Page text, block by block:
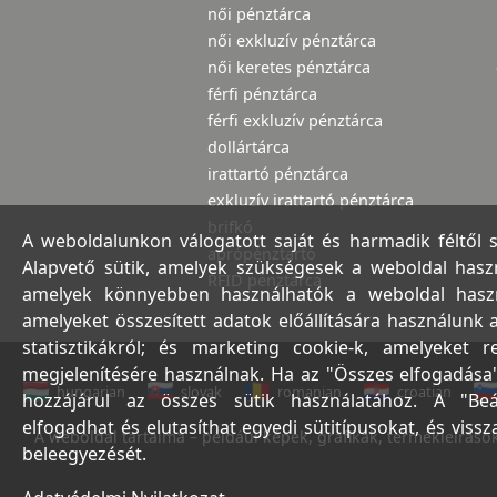
női pénztárca
női exkluzív pénztárca
női keretes pénztárca
férfi pénztárca
férfi exkluzív pénztárca
dollártárca
irattartó pénztárca
exkluzív irattartó pénztárca
brifkó
aprópénztartó
RFID pénztárca
hungarian slovak romanian croatian
A weboldal tartalma – például képek, grafikák,
A weboldalunkon válogatott saját és harmadik féltől
Alapvető sütik, amelyek szükségesek a weboldal
amelyek könnyebben használhatók a weboldal
amelyeket összesített adatok előállítására használunk
statisztikákról; és marketing cookie-k, amelyeket
megjelenítésére használnak. Ha az "Összes
hozzájárul az összes sütik használatához. A
elfogadhat és elutasíthat egyedi sütitípusokat, és
beleegyezését.